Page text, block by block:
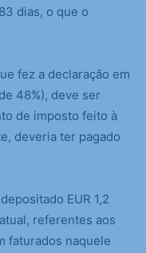
dias, o que o
fez a declaração em
48%), deve ser
de imposto feito à
deveria ter pagado
EUR 1,2
referentes aos
faturados naquele